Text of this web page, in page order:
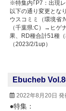
※特集内｢P7：出現レ
以下の通り変更とな
ウスコミミ（環境省
（千葉県:C）→ヒゲ
果、RD種合計51種（
（2023/2/1up）
Ebucheb
2022年8月20日 発
●特集：